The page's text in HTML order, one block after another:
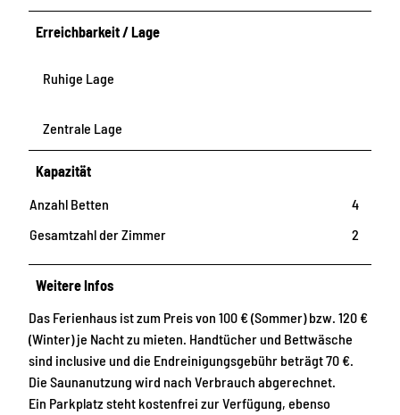
Erreichbarkeit / Lage
Ruhige Lage
Zentrale Lage
Kapazität
Anzahl Betten
4
Gesamtzahl der Zimmer
2
Weitere Infos
Das Ferienhaus ist zum Preis von 100 € (Sommer) bzw. 120 €
(Winter) je Nacht zu mieten. Handtücher und Bettwäsche
sind inclusive und die Endreinigungsgebühr beträgt 70 €.
Die Saunanutzung wird nach Verbrauch abgerechnet.
Ein Parkplatz steht kostenfrei zur Verfügung, ebenso